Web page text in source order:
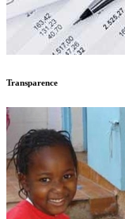
Transparence